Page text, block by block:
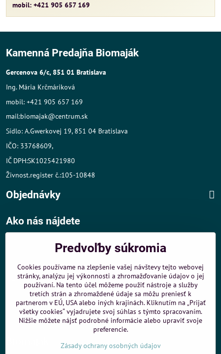
mobil: +421 905 657 169
Kamenná Predajňa Biomaják
Gercenova 6/c, 851 01 Bratislava
Ing. Mária Krčmáriková
mobil: +421 905 657 169
mail:biomajak@centrum.sk
Sídlo: A.Gwerkovej 19, 851 04 Bratislava
IČO: 33768609,
IČ DPH:SK1025421980
Živnost.register č.:105-10848
Objednávky
Ako nás nájdete
- v tesnej blízkosti diaľničného obchvatu
- dobré parkovacie možnosti 40 m od predajne
MHD:
- 200 m od zastávky MHD Záporožská - autobusy č. 80 a 88
- 250 m od zastávky MHD ŽST Petržalka - autobus 99
Sme umiestnení uShopMania- Internetové nákupy
Predvoľby súkromia
Cookies používame na zlepšenie vašej návštevy tejto webovej
stránky, analýzu jej výkonnosti a zhromažďovanie údajov o jej
používaní. Na tento účel môžeme použiť nástroje a služby
tretích strán a zhromaždené údaje sa môžu preniesť k
partnerom v EÚ, USA alebo iných krajinách. Kliknutím na „Prijať
všetky cookies“ vyjadrujete svoj súhlas s týmto spracovaním.
Nižšie môžete nájsť podrobné informácie alebo upraviť svoje
preferencie.
Zásady ochrany osobných údajov